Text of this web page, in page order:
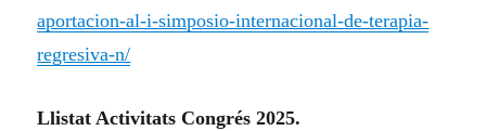
aportacion-al-i-simposio-internacional-de-terapia-
regresiva-n/
Llistat Activitats Congrés 2025.